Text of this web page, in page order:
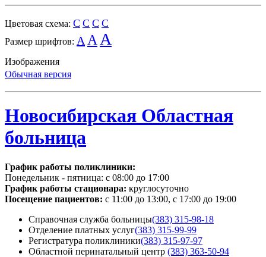
Цветовая схема: C C C C
Размер шрифтов: A A A
Изображения
Обычная версия
Новосибирская Областная
больница
График работы поликлиники:
Понедельник - пятница: с 08:00 до 17:00
График работы стационара: круглосуточно
Посещение пациентов: с 11:00 до 13:00, с 17:00 до 19:00
Справочная служба больницы(383) 315-98-18
Отделение платных услуг(383) 315-99-99
Регистратура поликлиники(383) 315-97-97
Областной перинатальный центр (383) 363-50-94